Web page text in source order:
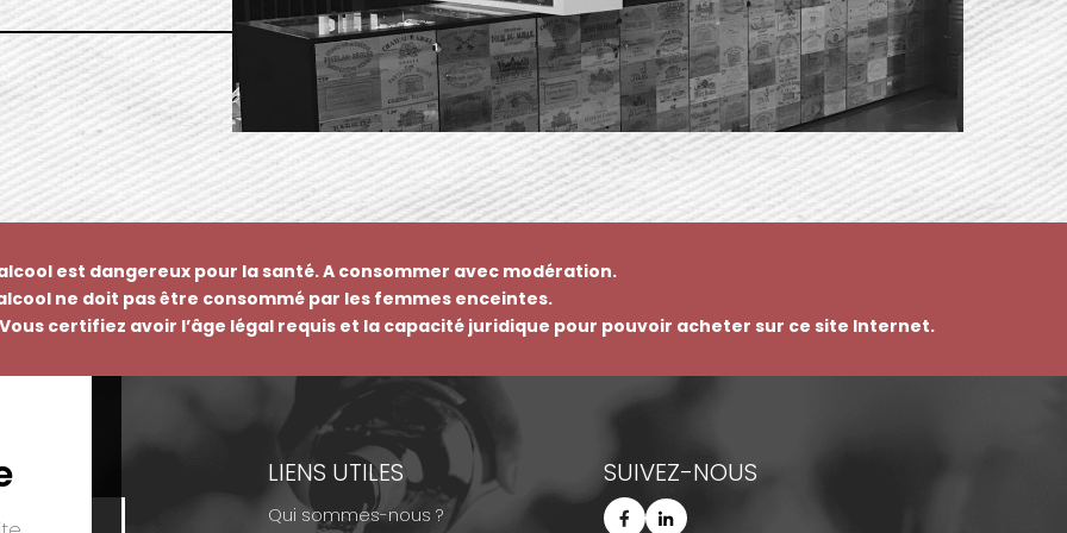
est dangereux pour la santé. A consommer avec modération.
ne doit pas être consommé par les femmes enceintes.
certifiez avoir l’âge légal requis et la capacité juridique pour pouvoir acheter sur ce site Internet.
LIENS UTILES
Qui sommes-nous ?
SUIVEZ-NOUS